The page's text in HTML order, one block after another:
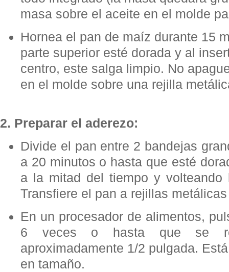
masa sobre el aceite en el molde
Hornea el pan de maíz durante 15
parte superior esté dorada y al
centro, este salga limpio. No
en el molde sobre una rejilla
2. Preparar el aderezo:
Divide el pan entre 2 bandejas
a 20 minutos o hasta que esté
a la mitad del tiempo y volteando
Transfiere el pan a rejillas
En un procesador de alimentos,
6 veces o hasta que se
aproximadamente 1/2 pulgada.
en tamaño.